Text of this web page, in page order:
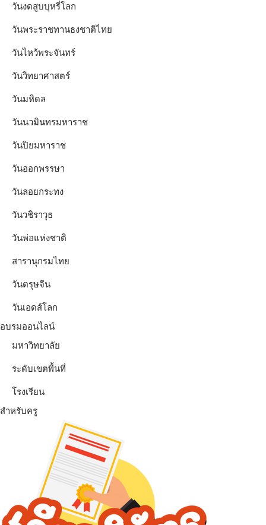
วันงดสูบบุหรี่โลก
วันพระราชทานธงชาติไทย
วันไหว้พระจันทร์​
วันวิทยาศาสตร์
วันมหิดล
วันนวมินทรมหาราช
วันปิยมหาราช
วันออกพรรษา
วันลอยกระทง
วันวชิราวุธ
วันพ่อแห่งชาติ
สารานุกรมไทย
วันตรุษจีน
วันเอดส์โลก
อบรมออนไลน์
มหาวิทยาลัย
ระดับเขตพื้นที่
โรงเรียน
สำหรับครู